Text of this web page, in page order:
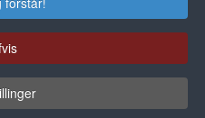
MEDIER